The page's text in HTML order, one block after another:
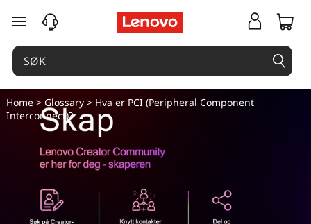
H
a
e
gå til hovedinnhold
Home> Glossary> Hva er PCI (Peripheral Component
Interconnect)?